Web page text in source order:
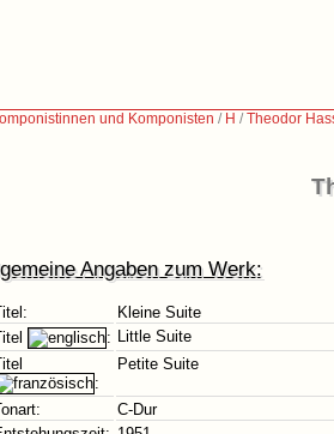
und Komponisten / H /Theodor
Angaben zum Werk:
Kleine Suite
: Little Suite
:
Petite Suite
C-Dur